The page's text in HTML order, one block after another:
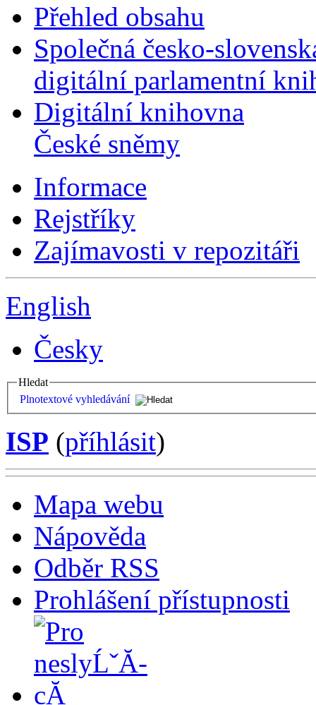
Přehled obsahu
Společná česko-
digitální parlamentní
Digitální knihovna
České sněmy
Informace
Rejstříky
Zajímavosti v repozitáři
English
Česky
Hledat
Plnotextové vyhledávání
ISP (příhlásit)
Mapa webu
Nápověda
Odběr RSS
Prohlášení přístupnosti